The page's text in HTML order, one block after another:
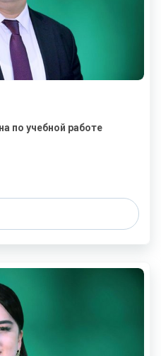
по учебной работе